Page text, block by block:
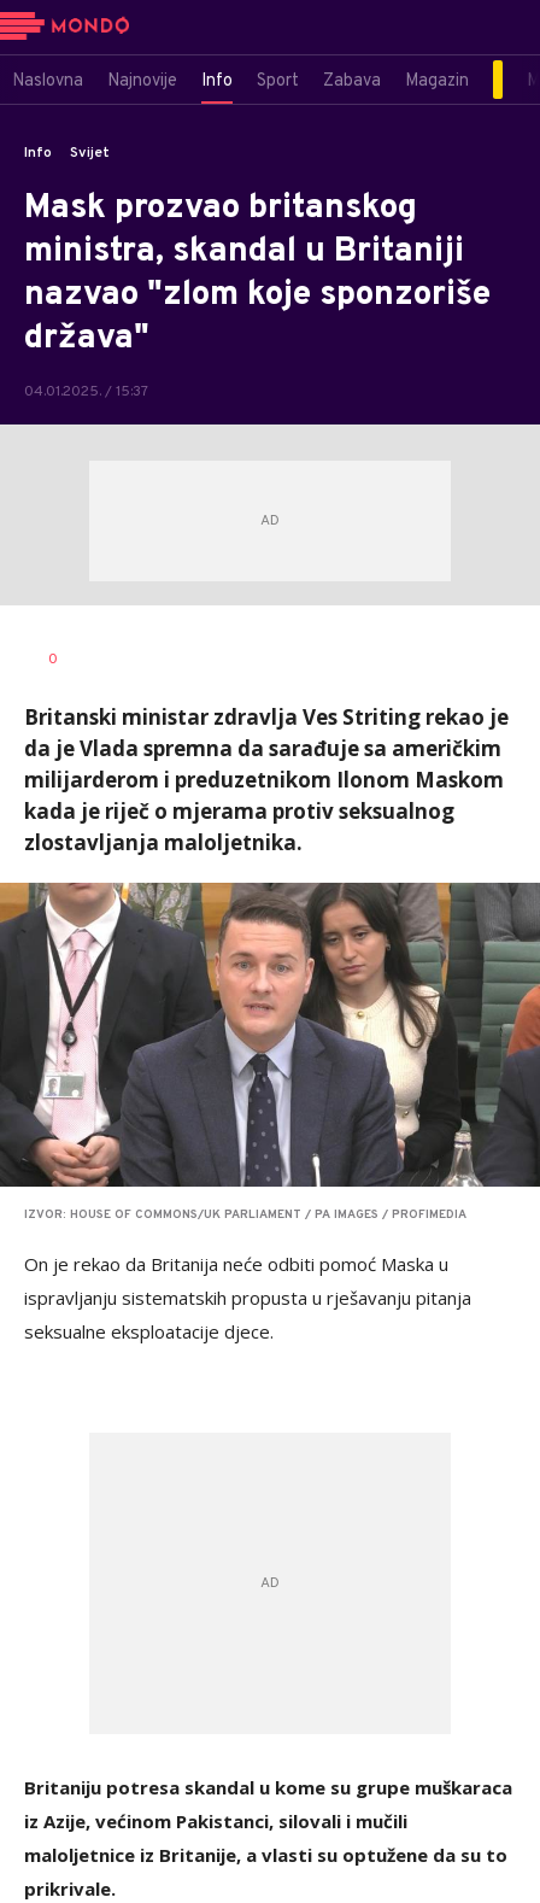
Naslovna Najnovije Info Sport Zabava Magazin
Info Svijet
Mask prozvao britanskog
ministra, skandal u Britaniji
nazvao "zlom koje sponzoriše
država"
04.01.2025. / 15:37
AUTOR
0
Britanski ministar zdravlja Ves Striting rekao je
da je Vlada spremna da sarađuje sa američkim
milijarderom i preduzetnikom Ilonom Maskom
kada je riječ o mjerama protiv seksualnog
zlostavljanja maloljetnika.
IZVOR: HOUSE OF COMMONS/UK PARLIAMENT / PA IMAGES / PROFIMEDIA
On je rekao da Britanija neće odbiti pomoć Maska u
ispravljanju sistematskih propusta u rješavanju pitanja
seksualne eksploatacije djece.
Britaniju potresa skandal u kome su grupe muškaraca
iz Azije, većinom Pakistanci, silovali i mučili
maloljetnice iz Britanije, a vlasti su optužene da su to
prikrivale.